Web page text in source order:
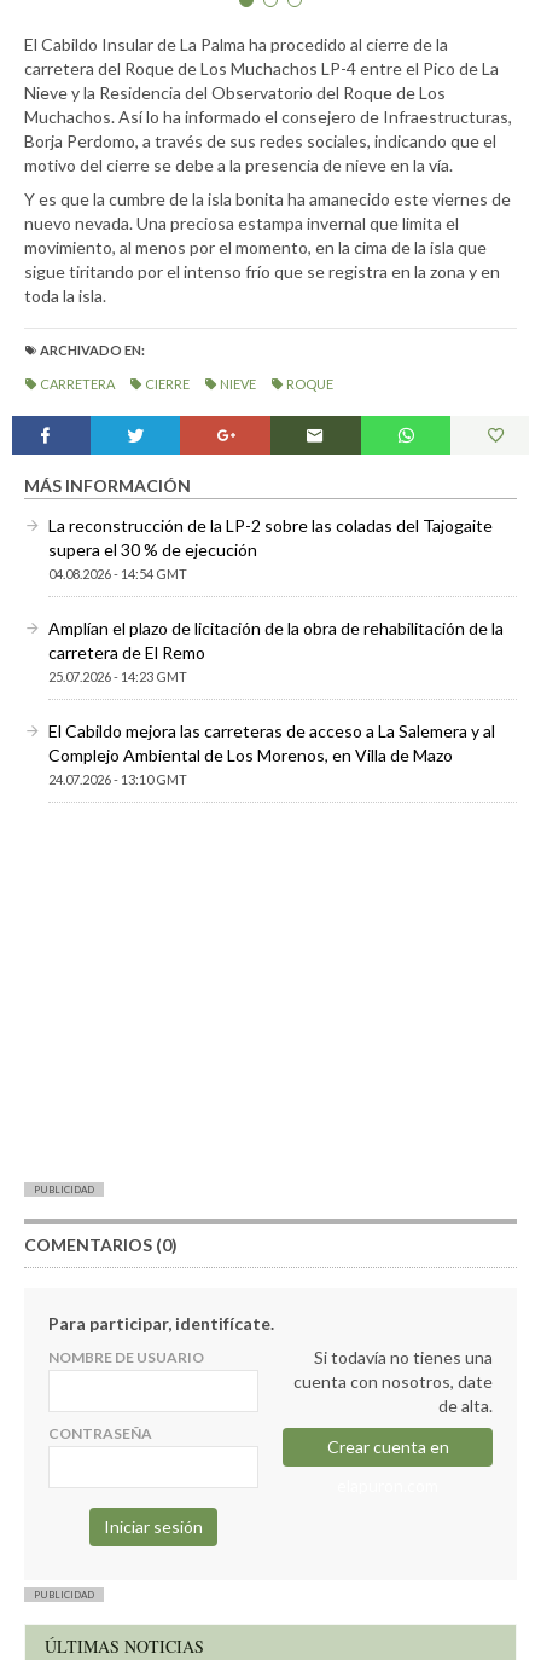
El Cabildo Insular de La Palma ha procedido al cierre de la
carretera del Roque de Los Muchachos LP-4 entre el Pico de La
Nieve y la Residencia del Observatorio del Roque de Los
Muchachos. Así lo ha informado el consejero de Infraestructuras,
Borja Perdomo, a través de sus redes sociales, indicando que el
motivo del cierre se debe a la presencia de nieve en la vía.
Y es que la cumbre de la isla bonita ha amanecido este viernes de
nuevo nevada. Una preciosa estampa invernal que limita el
movimiento, al menos por el momento, en la cima de la isla que
sigue tiritando por el intenso frío que se registra en la zona y en
toda la isla.
ARCHIVADO EN:
CARRETERA CIERRE NIEVE ROQUE
MÁS INFORMACIÓN
La reconstrucción de la LP-2 sobre las coladas del Tajogaite
supera el 30 % de ejecución
04.08.2026 - 14:54 GMT
Amplían el plazo de licitación de la obra de rehabilitación de la
carretera de El Remo
25.07.2026 - 14:23 GMT
El Cabildo mejora las carreteras de acceso a La Salemera y al
Complejo Ambiental de Los Morenos, en Villa de Mazo
24.07.2026 - 13:10 GMT
PUBLICIDAD
COMENTARIOS (0)
Para participar, identifícate.
NOMBRE DE USUARIO
CONTRASEÑA
Si todavía no tienes una
cuenta con nosotros, date
de alta.
Crear cuenta en
PUBLICIDAD
ÚLTIMAS NOTICIAS